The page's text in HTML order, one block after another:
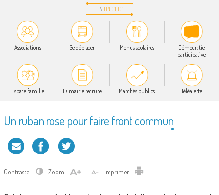
EN UN CLIC
Associations Se déplacer Menus scolaires
Démocratie
participative
Espace famille La mairie recrute Marchés publics Téléalerte
Un ruban rose pour faire front commun
Contraste Zoom Imprimer